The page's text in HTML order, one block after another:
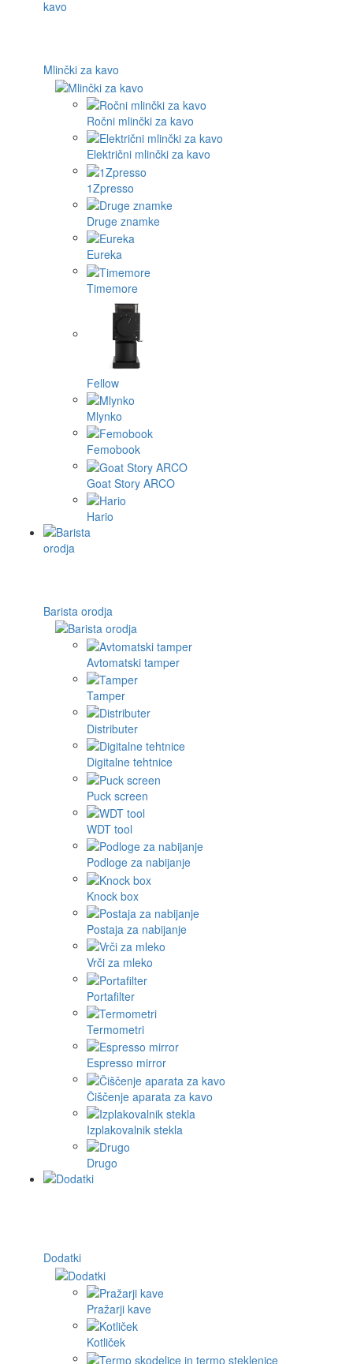
Mlinčki za kavo
Ročni mlinčki za kavo
Električni mlinčki za kavo
1Zpresso
Druge znamke
Eureka
Timemore
Fellow
Mlynko
Femobook
Goat Story ARCO
Hario
Barista orodja
Avtomatski tamper
Tamper
Distributer
Digitalne tehtnice
Puck screen
WDT tool
Podloge za nabijanje
Knock box
Postaja za nabijanje
Vrči za mleko
Portafilter
Termometri
Espresso mirror
Čiščenje aparata za kavo
Izplakovalnik stekla
Drugo
Dodatki
Pražarji kave
Kotliček